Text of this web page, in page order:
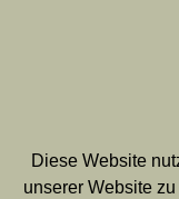
4623
Diese Website
unserer Website